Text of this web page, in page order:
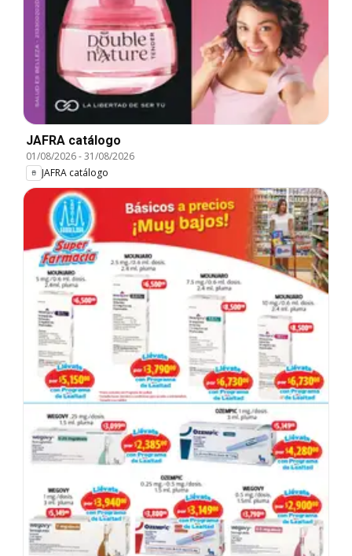
JAFRA catálogo
01/08/2026-31/08/2026
JAFRA catálogo